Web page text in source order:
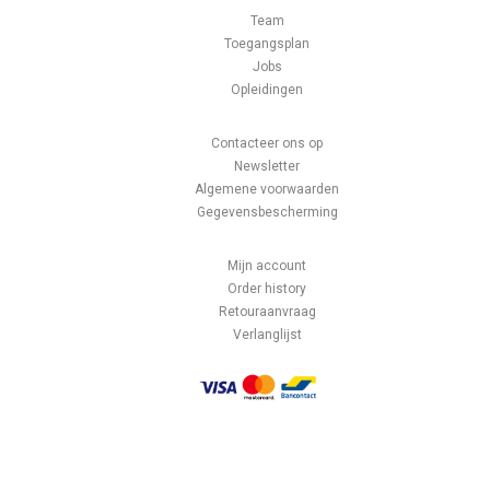
Team
Toegangsplan
Jobs
Opleidingen
Contacteer ons op
Newsletter
Algemene voorwaarden
Gegevensbescherming
Mijn account
Order history
Retouraanvraag
Verlanglijst